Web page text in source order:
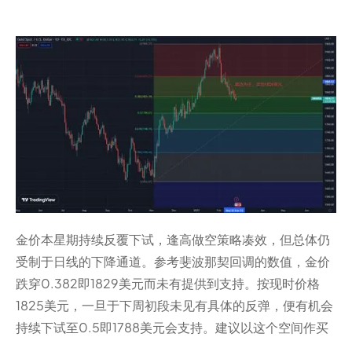
金价本星期持续反覆下试，逢高做空策略凑效，但总体仍
受制于日线的下降通道。参考斐波那契回调的数值，金价
跌穿0.382即1829美元而未有提供到支持。按现时价格
1825美元，一旦于下周初段未见有具体的反弹，便有机会
持续下试至0.5即1788美元会支持。建议以这个空间作买